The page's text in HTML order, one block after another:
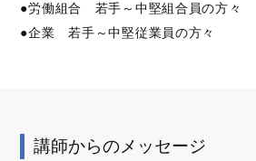
●労働組合 若手～中堅組合員の方々
●企業 若手～中堅従業員の方々
講師からのメッセージ